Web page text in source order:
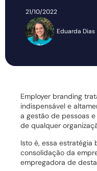
21/10/2022
Eduarda Dias
Employer branding
indispensável e
a gestão de pessoas
de qualquer
Isto é, essa estratégia
consolidação da
empregadora de